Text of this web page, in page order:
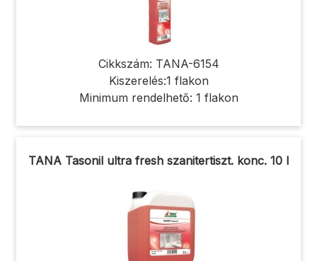
Cikkszám: TANA-6154
Kiszerelés:1 flakon
Minimum rendelhető: 1 flakon
TANA Tasonil ultra fresh szanitertiszt. konc. 10 l